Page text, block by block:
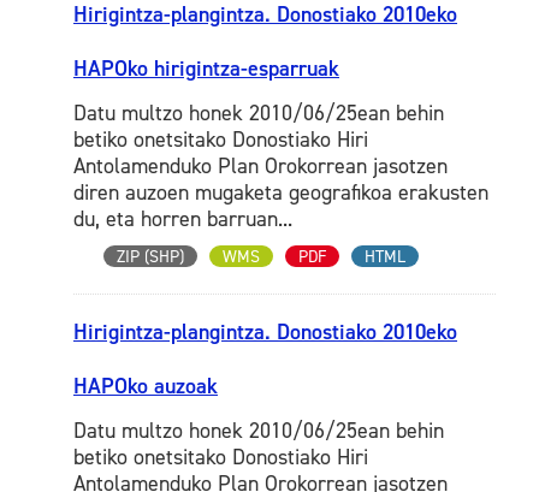
Hirigintza-plangintza. Donostiako 2010eko
HAPOko hirigintza-esparruak
Datu multzo honek 2010/06/25ean behin
betiko onetsitako Donostiako Hiri
Antolamenduko Plan Orokorrean jasotzen
diren auzoen mugaketa geografikoa erakusten
du, eta horren barruan...
ZIP (SHP) WMS PDF HTML
Hirigintza-plangintza. Donostiako 2010eko
HAPOko auzoak
Datu multzo honek 2010/06/25ean behin
betiko onetsitako Donostiako Hiri
Antolamenduko Plan Orokorrean jasotzen